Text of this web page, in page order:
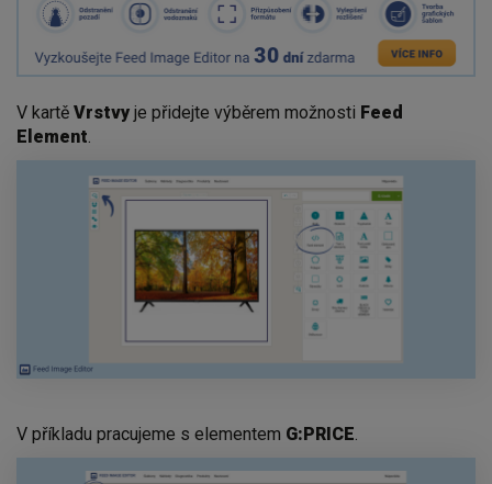
V kartě Vrstvy je přidejte výběrem možnosti Feed
Element
V příkladu pracujeme s elementem G:PRICE